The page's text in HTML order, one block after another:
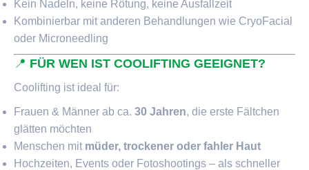
Kein Nadeln, keine Rötung, keine Ausfallzeit
Kombinierbar mit anderen Behandlungen wie CryoFacial
oder Microneedling
📍 FÜR WEN IST COOLIFTING GEEIGNET?
Coolifting ist ideal für:
Frauen & Männer ab ca. 30 Jahren, die erste Fältchen
glätten möchten
Menschen mit müder, trockener oder fahler Haut
Hochzeiten, Events oder Fotoshootings – als schneller